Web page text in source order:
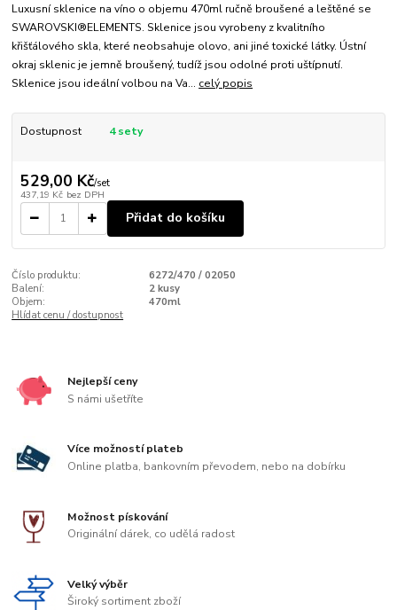
Luxusní sklenice na víno o objemu 470ml ručně broušené a leštěné se
SWAROVSKI®ELEMENTS. Sklenice jsou vyrobeny z kvalitního
křišťálového skla, které neobsahuje olovo, ani jiné toxické látky. Ústní
okraj sklenic je jemně broušený, tudíž jsou odolné proti uštípnutí.
Sklenice jsou ideální volbou na Va... celý popis
Dostupnost 4 sety
529,00 Kč/set
437,19 Kč bez DPH
Přidat do košíku
Číslo produktu:
6272/470 / 02050
Balení:
2 kusy
Objem:
470ml
Hlídat cenu / dostupnost
Nejlepší ceny
S námi ušetříte
Více možností plateb
Online platba, bankovním převodem, nebo na dobírku
Možnost pískování
Originální dárek, co udělá radost
Velký výběr
Široký sortiment zboží